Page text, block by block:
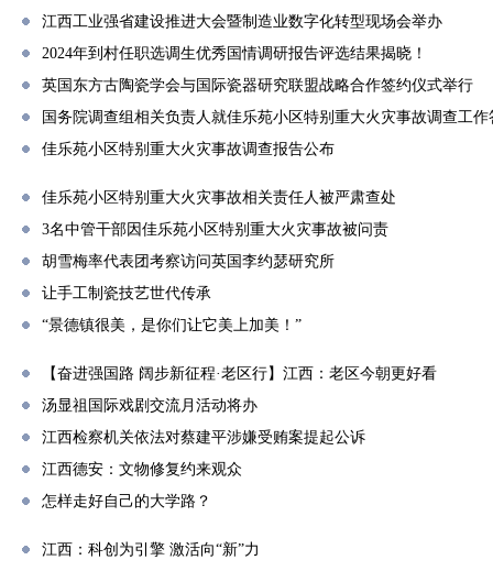
江西工业强省建设推进大会暨制造业数字化转型现场会举办
2024年到村任职选调生优秀国情调研报告评选结果揭晓！
英国东方古陶瓷学会与国际瓷器研究联盟战略合作签约仪式举行
国务院调查组相关负责人就佳乐苑小区特别重大火灾事故调查工作
佳乐苑小区特别重大火灾事故调查报告公布
佳乐苑小区特别重大火灾事故相关责任人被严肃查处
3名中管干部因佳乐苑小区特别重大火灾事故被问责
胡雪梅率代表团考察访问英国李约瑟研究所
让手工制瓷技艺世代传承
“景德镇很美，是你们让它美上加美！”
【奋进强国路 阔步新征程·老区行】江西：老区今朝更好看
汤显祖国际戏剧交流月活动将办
江西检察机关依法对蔡建平涉嫌受贿案提起公诉
江西德安：文物修复约来观众
怎样走好自己的大学路？
江西：科创为引擎 激活向“新”力